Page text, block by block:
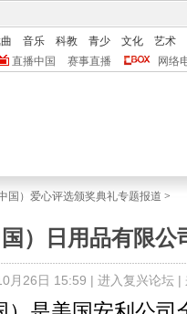
音乐 科教 青少 文化
艺术
直播中国 赛事直播 网络
国）爱心评选颁奖典礼专题报道 >
）日用品有限公
月26日 15:59 | 进入复兴论坛|